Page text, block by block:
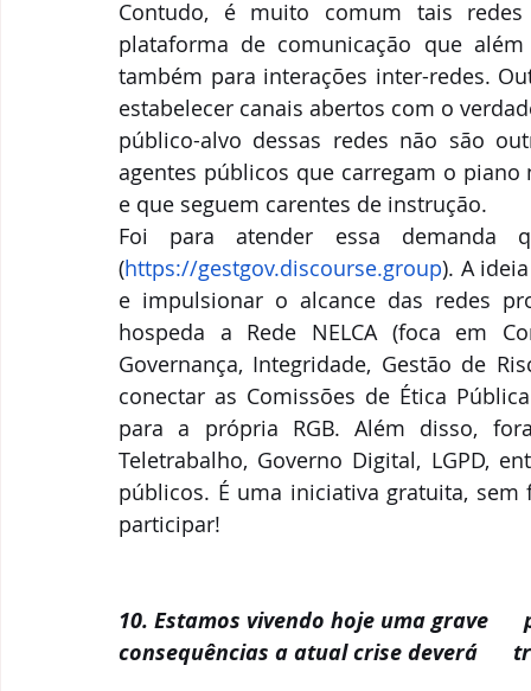
Contudo, é muito comum tais
plataforma de comunicação que
também para interações inter-redes.
estabelecer canais abertos com o
público-alvo dessas redes não são
agentes públicos que carregam o
e que seguem carentes de instrução.
Foi para atender essa demanda
(https://gestgov.discourse.group). A
e impulsionar o alcance das redes
hospeda a Rede NELCA (foca em
Governança, Integridade, Gestão de
conectar as Comissões de Ética
para a própria RGB. Além disso,
Teletrabalho, Governo Digital, LGPD,
públicos. É uma iniciativa gratuita,
participar!
10. Estamos vivendo hoje uma grave
consequências a atual crise deverá